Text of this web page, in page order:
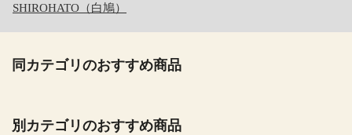
SHIROHATO（白鳩）
同カテゴリのおすすめ商品
別カテゴリのおすすめ商品